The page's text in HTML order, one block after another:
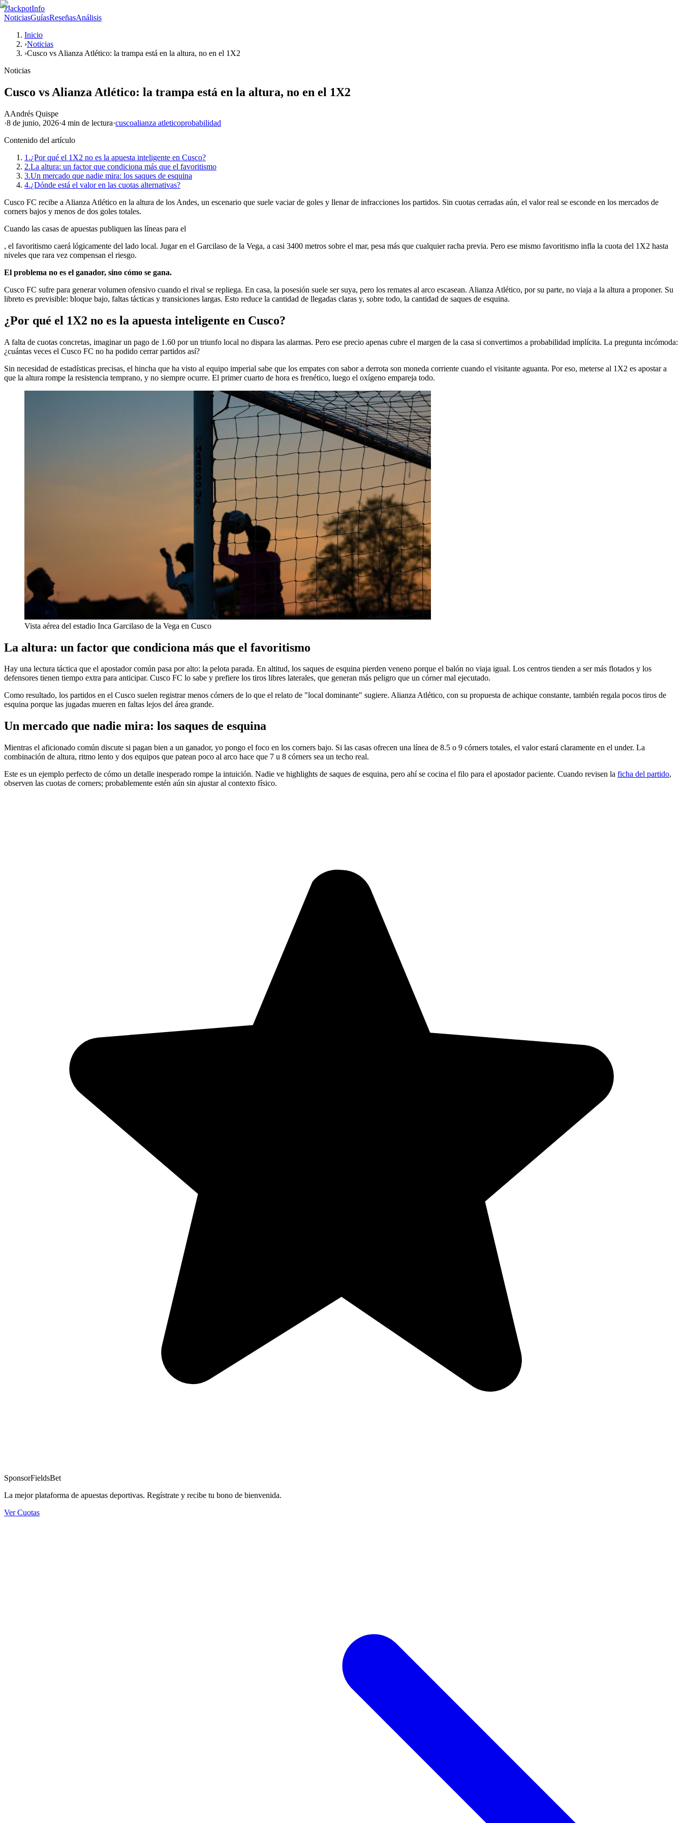
JJackpotInfo
NoticiasGuíasReseñasAnálisis
Inicio
›Noticias
›Cusco vs Alianza Atlético: la trampa está en la altura, no en el 1X2
Noticias
Cusco vs Alianza Atlético: la trampa está en la altura, no en el 1X2
AAndrés Quispe
·8 de junio, 2026·4 min de lectura·cuscoalianza atleticoprobabilidad
Contenido del artículo
1.¿Por qué el 1X2 no es la apuesta inteligente en Cusco?
2.La altura: un factor que condiciona más que el favoritismo
3.Un mercado que nadie mira: los saques de esquina
4.¿Dónde está el valor en las cuotas alternativas?
Cusco FC recibe a Alianza Atlético en la altura de los Andes, un escenario que suele vaciar de goles y llenar de infracciones los partidos. Sin cuotas cerradas aún, el valor real se esconde en los mercados de
corners bajos y menos de dos goles totales.
Cuando las casas de apuestas publiquen las líneas para el
, el favoritismo caerá lógicamente del lado local. Jugar en el Garcilaso de la Vega, a casi 3400 metros sobre el mar, pesa más que cualquier racha previa. Pero ese mismo favoritismo infla la cuota del 1X2 hasta
niveles que rara vez compensan el riesgo.
El problema no es el ganador, sino cómo se gana.
Cusco FC sufre para generar volumen ofensivo cuando el rival se repliega. En casa, la posesión suele ser suya, pero los remates al arco escasean. Alianza Atlético, por su parte, no viaja a la altura a proponer. Su
libreto es previsible: bloque bajo, faltas tácticas y transiciones largas. Esto reduce la cantidad de llegadas claras y, sobre todo, la cantidad de saques de esquina.
¿Por qué el 1X2 no es la apuesta inteligente en Cusco?
A falta de cuotas concretas, imaginar un pago de 1.60 por un triunfo local no dispara las alarmas. Pero ese precio apenas cubre el margen de la casa si convertimos a probabilidad implícita. La pregunta incómoda:
¿cuántas veces el Cusco FC no ha podido cerrar partidos así?
Sin necesidad de estadísticas precisas, el hincha que ha visto al equipo imperial sabe que los empates con sabor a derrota son moneda corriente cuando el visitante aguanta. Por eso, meterse al 1X2 es apostar a
que la altura rompe la resistencia temprano, y no siempre ocurre. El primer cuarto de hora es frenético, luego el oxígeno empareja todo.
Vista aérea del estadio Inca Garcilaso de la Vega en Cusco
La altura: un factor que condiciona más que el favoritismo
Hay una lectura táctica que el apostador común pasa por alto: la pelota parada. En altitud, los saques de esquina pierden veneno porque el balón no viaja igual. Los centros tienden a ser más flotados y los
defensores tienen tiempo extra para anticipar. Cusco FC lo sabe y prefiere los tiros libres laterales, que generan más peligro que un córner mal ejecutado.
Como resultado, los partidos en el Cusco suelen registrar menos córners de lo que el relato de "local dominante" sugiere. Alianza Atlético, con su propuesta de achique constante, también regala pocos tiros de
esquina porque las jugadas mueren en faltas lejos del área grande.
Un mercado que nadie mira: los saques de esquina
Mientras el aficionado común discute si pagan bien a un ganador, yo pongo el foco en los corners bajo. Si las casas ofrecen una línea de 8.5 o 9 córners totales, el valor estará claramente en el under. La
combinación de altura, ritmo lento y dos equipos que patean poco al arco hace que 7 u 8 córners sea un techo real.
Este es un ejemplo perfecto de cómo un detalle inesperado rompe la intuición. Nadie ve highlights de saques de esquina, pero ahí se cocina el filo para el apostador paciente. Cuando revisen la ficha del partido,
observen las cuotas de corners; probablemente estén aún sin ajustar al contexto físico.
SponsorFieldsBet
La mejor plataforma de apuestas deportivas. Regístrate y recibe tu bono de bienvenida.
Ver Cuotas